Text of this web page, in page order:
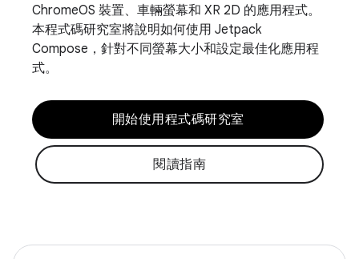
ChromeOS 裝置、車輛螢幕和 XR 2D 的應用程式。
本程式碼研究室將說明如何使用 Jetpack
Compose，針對不同螢幕大小和設定最佳化應用程
式。
開始使用程式碼研究室
閱讀指南